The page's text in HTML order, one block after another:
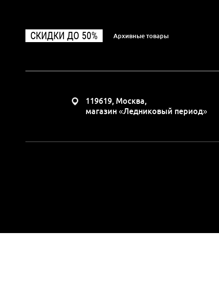
СКИДКИ ДО 50% Архивные товары
119619, Москва,
магазин «Ледниковый период»